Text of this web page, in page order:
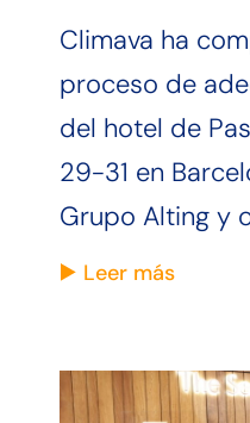
Climava ha
proceso de
del hotel de
29-31 en
Grupo Alting y
Leer más